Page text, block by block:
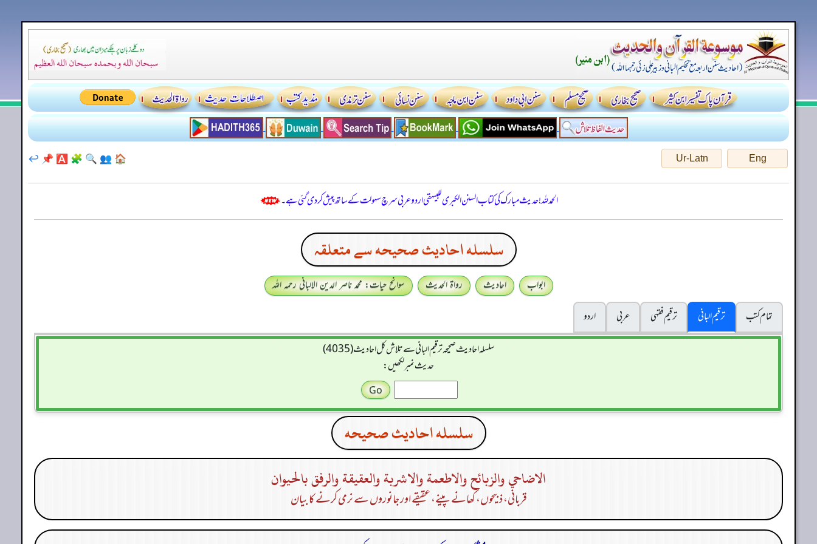
Eng
Ur-Latn
🏠
👥
🔍
🧩
🅰️
📌
↩️
الحمدللہ! حدیث مبارک کی کتاب السنن الكبرى للبيهقي اردو عربی سرچ سہولت کے ساتھ پیش کر دی گئی ہے۔
سلسله احاديث صحيحه سے متعلقہ
ابواب احادیث رواۃ الحدیث
سوانح حیات: محمد ناصر الدین الالبانی رحمہ اللہ
تمام کتب
ترقیم البانی ترقيم فقہی عربی
اردو
سلسله احاديث صحيحه ترقیم البانی سے تلاش کل احادیث (4035)
حدیث نمبر لکھیں:
سلسله احاديث صحيحه
الاضاحي والزبائح والاطعمة والاشربة والعقيقة والرفق بالحيوان
قربانی، ذبیحوں، کھانے پینے، عقیقے اور جانوروں سے نرمی کرنے کا بیان